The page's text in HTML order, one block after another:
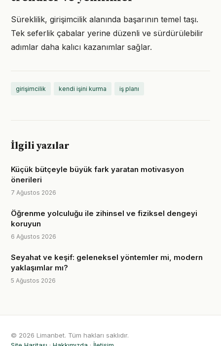
Süreklilik, girişimcilik alanında başarının temel taşı.
Tek seferlik çabalar yerine düzenli ve sürdürülebilir
adımlar daha kalıcı kazanımlar sağlar.
girişimcilik kendi işini kurma iş planı
İlgili yazılar
Küçük bütçeyle büyük fark yaratan motivasyon
önerileri
7 Ağustos 2026
Öğrenme yolculuğu ile zihinsel ve fiziksel dengeyi
koruyun
6 Ağustos 2026
Seyahat ve keşif: geleneksel yöntemler mi, modern
yaklaşımlar mı?
5 Ağustos 2026
© 2026 Limanbet. Tüm hakları saklıdır.